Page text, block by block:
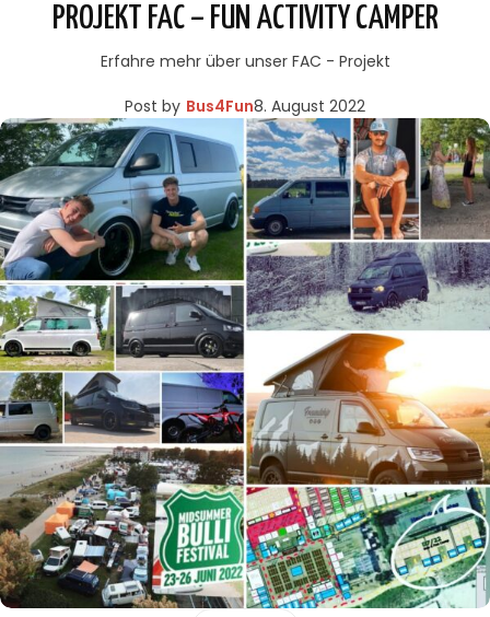
PROJEKT FAC – FUN ACTIVITY CAMPER
Erfahre mehr über unser FAC - Projekt
Post by Bus4Fun8. August 2022